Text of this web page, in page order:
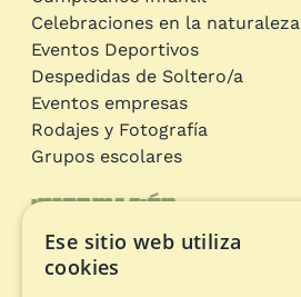
Información
Circuitos de aventura
Celebraciones en la naturaleza
Eventos Deportivos
Despedidas de Soltero/a
Eventos empresas
Rodajes y Fotografía
Grupos escolares
Ese sitio web utiliza
cookies